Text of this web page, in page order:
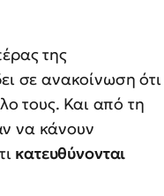
της
σε ανακοίνωση ότι
τους. Και από τη
να κάνουν
κατευθύνονται